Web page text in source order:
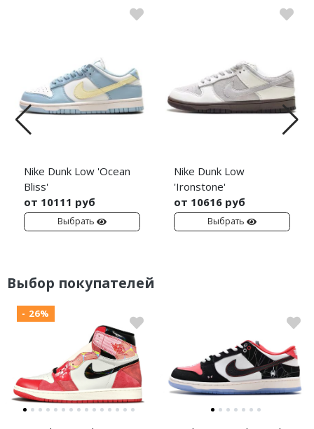
Nike Dunk Low 'Ocean
Bliss'
от 10111 руб
Выбрать
Nike Dunk Low
'Ironstone'
от 10616 руб
Выбрать
Выбор покупателей
- 26%